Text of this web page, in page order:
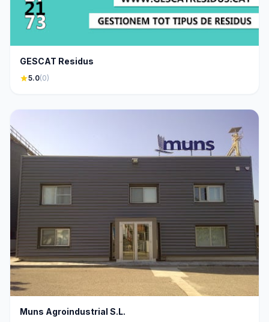
GESCAT Residus
star5.0(0)
Muns Agroindustrial S.L.